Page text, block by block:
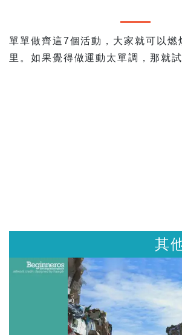
單單做齊這7個活動，大家就可以燃
里。如果覺得做運動太單調，那就
其他冷知識